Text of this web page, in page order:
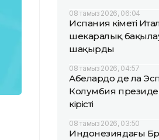
08 тамыз 2026, 06:04
Испания үкіметі
шекаралық
шақырды
08 тамыз 2026, 04:57
Абелардо де ла
Колумбия
кірісті
08 тамыз 2026, 03:50
Индонезиядағы